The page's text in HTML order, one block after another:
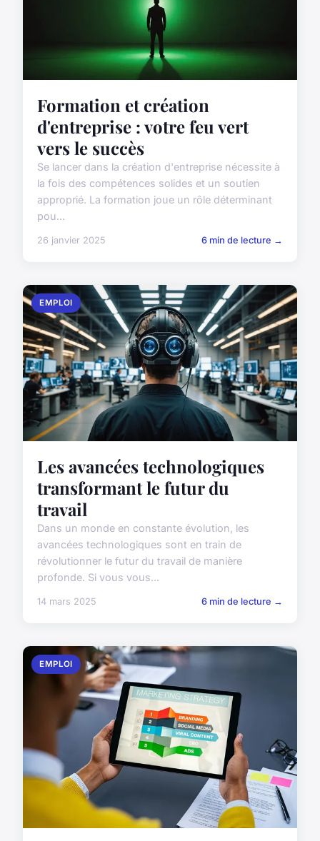
Formation et création
d'entreprise : votre feu vert
vers le succès
Se lancer dans la création d'entreprise nécessite à
la fois des compétences solides et un soutien
approprié. La formation joue un rôle déterminant
pou...
26 janvier 2025 6 min de lecture →
EMPLOI
Les avancées technologiques
transformant le futur du
travail
Dans un monde en constante évolution, les
avancées technologiques sont en train de
révolutionner le futur du travail de manière
profonde. Si vous vous...
14 mars 2025 6 min de lecture →
EMPLOI